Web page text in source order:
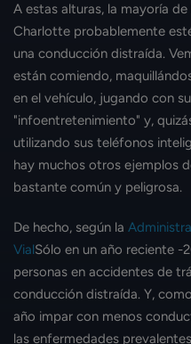
A estas alturas, la mayoría
Charlotte probablemente
una conducción distraída.
están comiendo,
en el vehículo, jugando con
"infoentretenimiento" y,
utilizando sus teléfonos
hay muchos otros ejemplos
bastante común y peligrosa.
De hecho, según la
VialSólo en un año reciente -
personas en accidentes de
conducción distraída. Y,
año impar con menos
las enfermedades